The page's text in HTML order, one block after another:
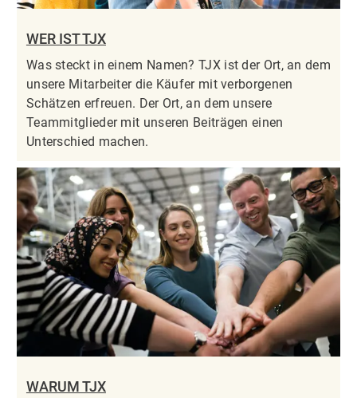
WER IST TJX
Was steckt in einem Namen? TJX ist der Ort, an dem
unsere Mitarbeiter die Käufer mit verborgenen
Schätzen erfreuen. Der Ort, an dem unsere
Teammitglieder mit unseren Beiträgen einen
Unterschied machen.
WARUM TJX